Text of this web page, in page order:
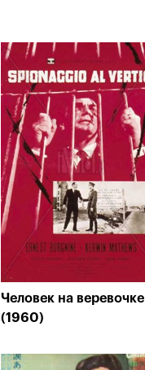
Человек на веревочке
(1960)